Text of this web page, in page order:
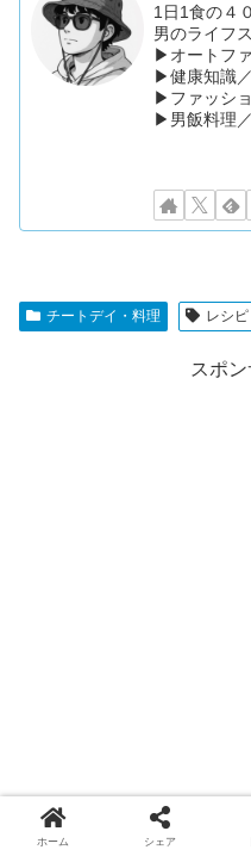
1日1食の４
男のライフ
▶︎オートフ
▶︎健康知識
▶︎ファッシ
▶︎男飯料理
チートデイ・料理 レシピ
スポ
ホーム シェア